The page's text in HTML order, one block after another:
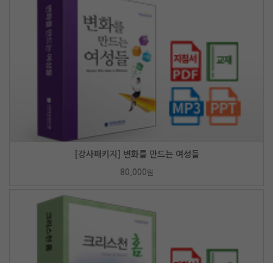
[강사패키지] 변화를 만드는 여성들
80,000원